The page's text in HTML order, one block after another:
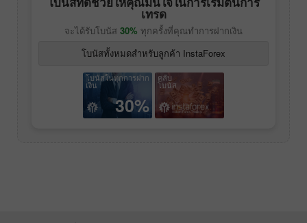
เทรด
จะได้รับโบนัส 30% ทุกครั้งที่คุณทำการฝากเงิน
โบนัสทั้งหมดสำหรับลูกค้า InstaForex
โบนัสในทุกการฝาก
เงิน
30%
คลับ
โบนัส